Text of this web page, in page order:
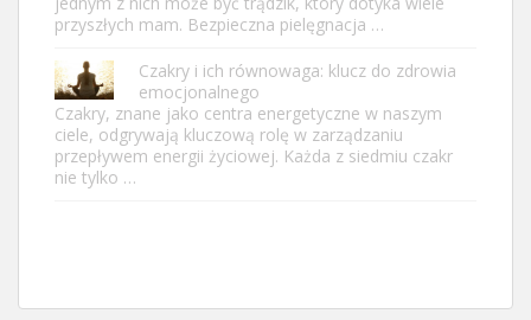
przyszłych mam. Bezpieczna pielęgnacja …
Czakry i ich równowaga: klucz do zdrowia
emocjonalnego
Czakry, znane jako centra energetyczne w naszym
ciele, odgrywają kluczową rolę w zarządzaniu
przepływem energii życiowej. Każda z siedmiu czakr
nie tylko …